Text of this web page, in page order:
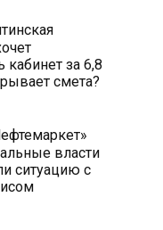
кабинет за 6,8
смета?
власти
ситуацию с